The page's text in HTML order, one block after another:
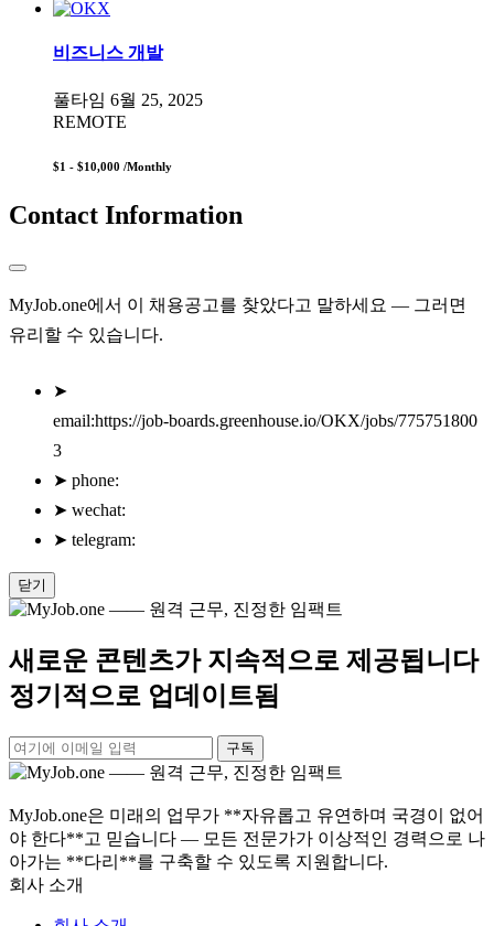
비즈니스 개발
풀타임 6월 25, 2025
REMOTE
$1 - $10,000 /Monthly
Contact Information
MyJob.one에서 이 채용공고를 찾았다고 말하세요 — 그러면
유리할 수 있습니다.
➤
email:https://job-boards.greenhouse.io/OKX/jobs/775751800
3
➤ phone:
➤ wechat:
➤ telegram:
닫기
새로운 콘텐츠가 지속적으로 제공됩니다
정기적으로 업데이트됨
구독
MyJob.one은 미래의 업무가 **자유롭고 유연하며 국경이 없어
야 한다**고 믿습니다 — 모든 전문가가 이상적인 경력으로 나
아가는 **다리**를 구축할 수 있도록 지원합니다.
회사 소개